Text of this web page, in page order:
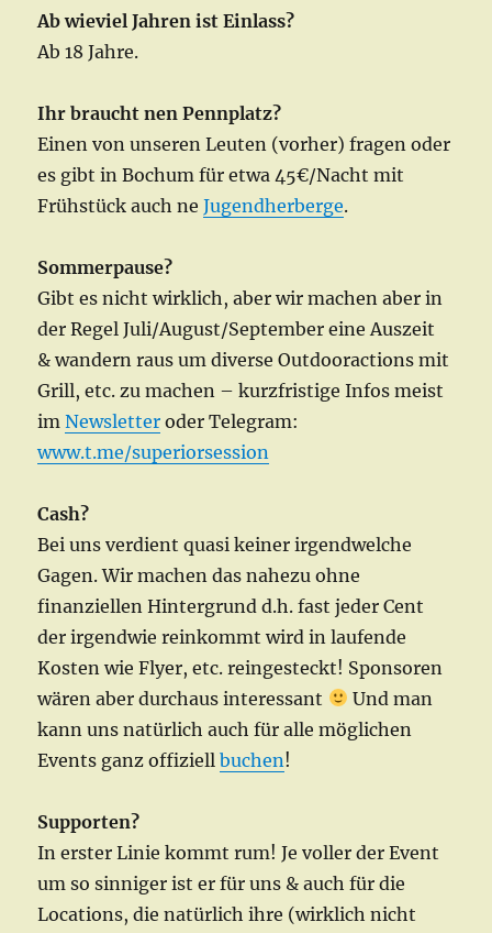
Ab wieviel Jahren ist Einlass?
Ab 18 Jahre.
Ihr braucht nen Pennplatz?
Einen von unseren Leuten (vorher) fragen oder
es gibt in Bochum für etwa 45€/Nacht mit
Frühstück auch neJugendherberge.
Sommerpause?
Gibt es nicht wirklich, aber wir machen aber in
der Regel Juli/August/September eine Auszeit
& wandern raus um diverse Outdooractions mit
Grill, etc. zu machen – kurzfristige Infos meist
imNewsletter oder Telegram:
www.t.me/superiorsession
Cash?
Bei uns verdient quasi keiner irgendwelche
Gagen. Wir machen das nahezu ohne
finanziellen Hintergrund d.h. fast jeder Cent
der irgendwie reinkommt wird in laufende
Kosten wie Flyer, etc. reingesteckt! Sponsoren
wären aber durchaus interessant
Und man
kann uns natürlich auch für alle möglichen
Events ganz offiziellbuchen!
Supporten?
In erster Linie kommt rum! Je voller der Event
um so sinniger ist er für uns & auch für die
Locations, die natürlich ihre (wirklich nicht